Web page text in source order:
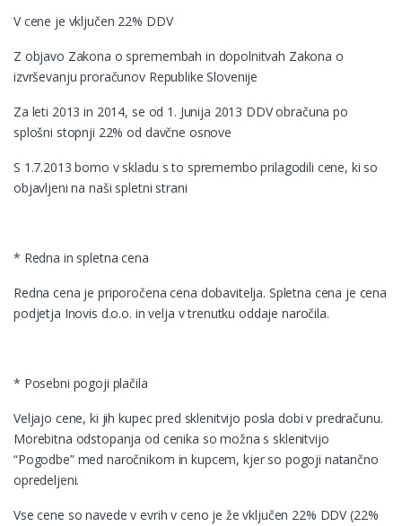
V cene je vključen 22% DDV
Z objavo Zakona o spremembah in dopolnitvah Zakona o
izvrševanju proračunov Republike Slovenije
Za leti 2013 in 2014, se od 1. Junija 2013 DDV obračuna po
splošni stopnji 22% od davčne osnove
S 1.7.2013 bomo v skladu s to spremembo prilagodili cene, ki so
objavljeni na naši spletni strani
* Redna in spletna cena
Redna cena je priporočena cena dobavitelja. Spletna cena je cena
podjetja Inovis d.o.o. in velja v trenutku oddaje naročila.
* Posebni pogoji plačila
Veljajo cene, ki jih kupec pred sklenitvijo posla dobi v predračunu.
Morebitna odstopanja od cenika so možna s sklenitvijo
“Pogodbe” med naročnikom in kupcem, kjer so pogoji natančno
opredeljeni.
Vse cene so navede v evrih v ceno je že vključen 22% DDV (22%